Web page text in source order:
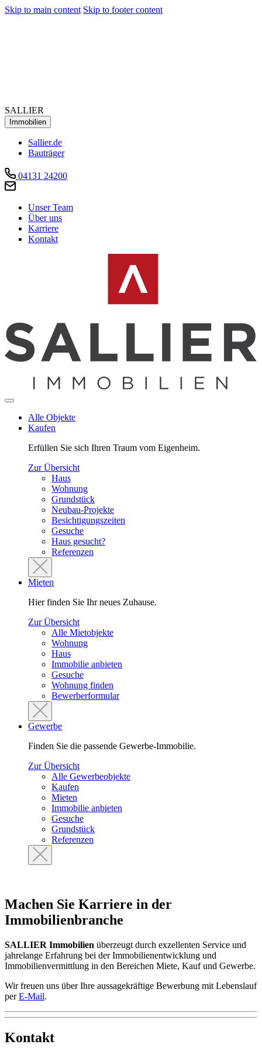
Skip to main content Skip to footer content
SALLIER
Immobilien
Sallier.de
Bauträger
04131 24200
Unser Team
Über uns
Karriere
Kontakt
Alle Objekte
Kaufen
Erfüllen Sie sich Ihren Traum vom Eigenheim.
Zur Übersicht
Haus
Wohnung
Grundstück
Neubau-Projekte
Besichtigungszeiten
Gesuche
Haus gesucht?
Referenzen
Mieten
Hier finden Sie Ihr neues Zuhause.
Zur Übersicht
Alle Mietobjekte
Wohnung
Haus
Immobilie anbieten
Gesuche
Wohnung finden
Bewerberformular
Gewerbe
Finden Sie die passende Gewerbe-Immobilie.
Zur Übersicht
Alle Gewerbeobjekte
Kaufen
Mieten
Immobilie anbieten
Gesuche
Grundstück
Referenzen
Machen Sie Karriere in der
Immobilienbranche
SALLIER Immobilien überzeugt durch exzellenten Service und
jahrelange Erfahrung bei der Immobilienentwicklung und
Immobilienvermittlung in den Bereichen Miete, Kauf und Gewerbe.
Wir freuen uns über Ihre aussagekräftige Bewerbung mit Lebenslauf
perE-Mail.
Kontakt